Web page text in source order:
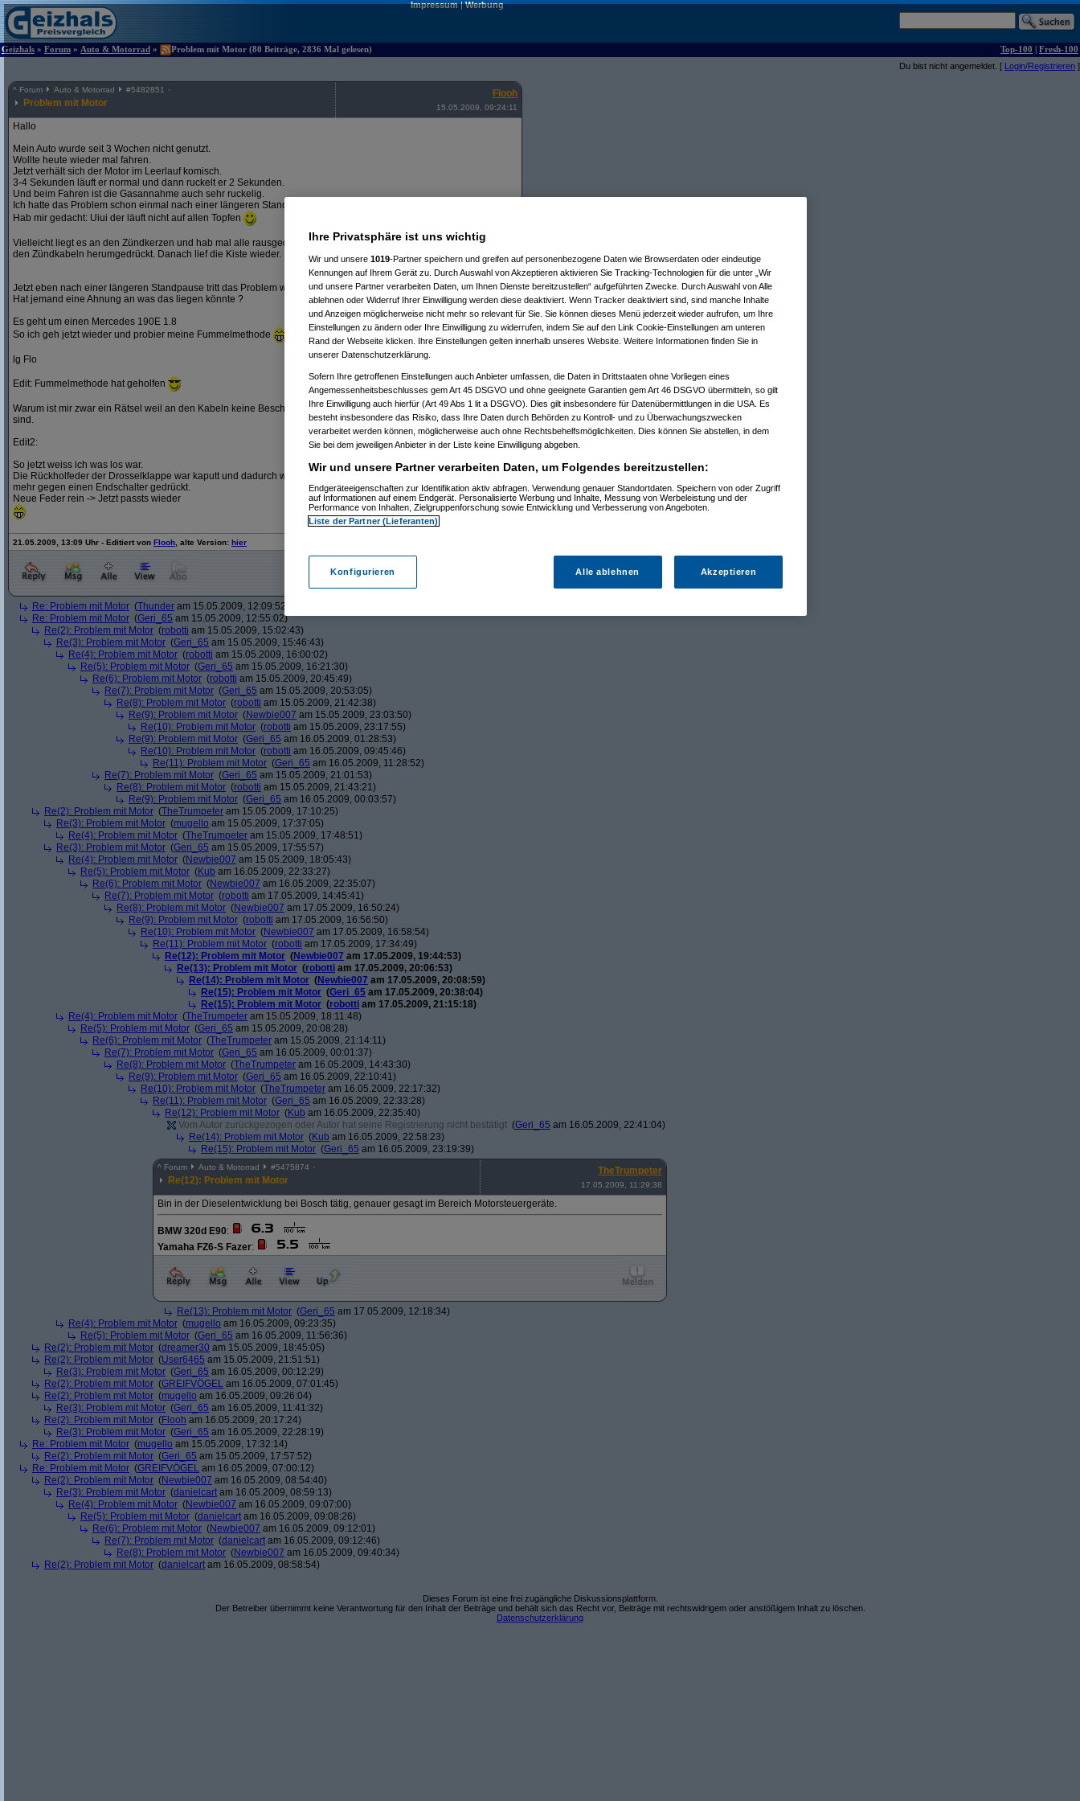
Impressum|Werbung
Geizhals » Forum » Auto & Motorrad » Problem mit Motor (80 Beiträge, 2836 Mal gelesen) Top-100 | Fresh-100
Du bist nicht angemeldet. [ Login/Registrieren ]
^ Forum Auto & Motorrad #5482851
Problem mit Motor
Flooh
15.05.2009, 09:24:11
Hallo
Mein Auto wurde seit 3 Wochen nicht genutzt.
Wollte heute wieder mal fahren.
Jetzt verhält sich der Motor im Leerlauf komisch.
3-4 Sekunden läuft er normal und dann ruckelt er 2 Sekunden.
Und beim Fahren ist die Gasannahme auch sehr ruckelig.
Ich hatte das Problem schon einmal nach einer längeren Standphase.
Hab mir gedacht: Uiui der läuft nicht auf allen Topfen
Vielleicht liegt es an den Zündkerzen und hab mal alle rausgedreht und wieder reingeschraubt und ein bisschen an
den Zündkabeln herumgedrückt. Danach lief die Kiste wieder.
Jetzt eben nach einer längeren Standpause tritt das Problem wieder auf.
Hat jemand eine Ahnung an was das liegen könnte ?
Es geht um einen Mercedes 190E 1.8
So ich geh jetzt wieder und probier meine Fummelmethode
lg Flo
Edit: Fummelmethode hat geholfen
Warum ist mir zwar ein Rätsel weil an den Kabeln keine Beschädigung zu sehen ist und die Zündkerzen auch OK
sind.
Edit2:
So jetzt weiss ich was los war.
Die Rückholfeder der Drosselklappe war kaputt und dadurch wurde nicht
mehr gegen einen Endschalter gedrückt.
Neue Feder rein -> Jetzt passts wieder
21.05.2009, 13:09 Uhr - Editiert von Flooh , alte Version: hier
Re: Problem mit Motor (Thunder am 15.05.2009, 12:09:52)
Re: Problem mit Motor (Geri_65 am 15.05.2009, 12:55:02)
Re(2): Problem mit Motor (robotti am 15.05.2009, 15:02:43)
Re(3): Problem mit Motor (Geri_65 am 15.05.2009, 15:46:43)
Re(4): Problem mit Motor (robotti am 15.05.2009, 16:00:02)
Re(5): Problem mit Motor (Geri_65 am 15.05.2009, 16:21:30)
Re(6): Problem mit Motor (robotti am 15.05.2009, 20:45:49)
Re(7): Problem mit Motor (Geri_65 am 15.05.2009, 20:53:05)
Re(8): Problem mit Motor (robotti am 15.05.2009, 21:42:38)
Re(9): Problem mit Motor (Newbie007 am 15.05.2009, 23:03:50)
Re(10): Problem mit Motor (robotti am 15.05.2009, 23:17:55)
Re(9): Problem mit Motor (Geri_65 am 16.05.2009, 01:28:53)
Re(10): Problem mit Motor (robotti am 16.05.2009, 09:45:46)
Re(11): Problem mit Motor (Geri_65 am 16.05.2009, 11:28:52)
Re(7): Problem mit Motor (Geri_65 am 15.05.2009, 21:01:53)
Re(8): Problem mit Motor (robotti am 15.05.2009, 21:43:21)
Re(9): Problem mit Motor (Geri_65 am 16.05.2009, 00:03:57)
Re(2): Problem mit Motor (TheTrumpeter am 15.05.2009, 17:10:25)
Re(3): Problem mit Motor (mugello am 15.05.2009, 17:37:05)
Re(4): Problem mit Motor (TheTrumpeter am 15.05.2009, 17:48:51)
Re(3): Problem mit Motor (Geri_65 am 15.05.2009, 17:55:57)
Re(4): Problem mit Motor (Newbie007 am 15.05.2009, 18:05:43)
Re(5): Problem mit Motor (Kub am 16.05.2009, 22:33:27)
Re(6): Problem mit Motor (Newbie007 am 16.05.2009, 22:35:07)
Re(7): Problem mit Motor (robotti am 17.05.2009, 14:45:41)
Re(8): Problem mit Motor (Newbie007 am 17.05.2009, 16:50:24)
Re(9): Problem mit Motor (robotti am 17.05.2009, 16:56:50)
Re(10): Problem mit Motor (Newbie007 am 17.05.2009, 16:58:54)
Re(11): Problem mit Motor (robotti am 17.05.2009, 17:34:49)
Re(12): Problem mit Motor (Newbie007 am 17.05.2009, 19:44:53)
Re(13): Problem mit Motor (robotti am 17.05.2009, 20:06:53)
Re(14): Problem mit Motor (Newbie007 am 17.05.2009, 20:08:59)
Re(15): Problem mit Motor (Geri_65 am 17.05.2009, 20:38:04)
Re(15): Problem mit Motor (robotti am 17.05.2009, 21:15:18)
Re(4): Problem mit Motor (TheTrumpeter am 15.05.2009, 18:11:48)
Re(5): Problem mit Motor (Geri_65 am 15.05.2009, 20:08:28)
Re(6): Problem mit Motor (TheTrumpeter am 15.05.2009, 21:14:11)
Re(7): Problem mit Motor (Geri_65 am 16.05.2009, 00:01:37)
Re(8): Problem mit Motor (TheTrumpeter am 16.05.2009, 14:43:30)
Re(9): Problem mit Motor (Geri_65 am 16.05.2009, 22:10:41)
Re(10): Problem mit Motor (TheTrumpeter am 16.05.2009, 22:17:32)
Re(11): Problem mit Motor (Geri_65 am 16.05.2009, 22:33:28)
Re(12): Problem mit Motor (Kub am 16.05.2009, 22:35:40)
Vom Autor zurückgezogen oder Autor hat seine Registrierung nicht bestätigt (Geri_65 am 16.05.2009, 22:41:04)
Re(14): Problem mit Motor (Kub am 16.05.2009, 22:58:23)
Re(15): Problem mit Motor (Geri_65 am 16.05.2009, 23:19:39)
^ Forum Auto & Motorrad #5475874
Re(12): Problem mit Motor
TheTrumpeter
17.05.2009, 11:29:38
Bin in der Dieselentwicklung bei Bosch tätig, genauer gesagt im Bereich Motorsteuergeräte.
BMW 320d E90:
Yamaha FZ6-S Fazer:
Re(13): Problem mit Motor (Geri_65 am 17.05.2009, 12:18:34)
Re(4): Problem mit Motor (mugello am 16.05.2009, 09:23:35)
Re(5): Problem mit Motor (Geri_65 am 16.05.2009, 11:56:36)
Re(2): Problem mit Motor (dreamer30 am 15.05.2009, 18:45:05)
Re(2): Problem mit Motor (User6465 am 15.05.2009, 21:51:51)
Re(3): Problem mit Motor (Geri_65 am 16.05.2009, 00:12:29)
Re(2): Problem mit Motor (GREIFVÖGEL am 16.05.2009, 07:01:45)
Re(2): Problem mit Motor (mugello am 16.05.2009, 09:26:04)
Re(3): Problem mit Motor (Geri_65 am 16.05.2009, 11:41:32)
Re(2): Problem mit Motor (Flooh am 16.05.2009, 20:17:24)
Re(3): Problem mit Motor (Geri_65 am 16.05.2009, 22:28:19)
Re: Problem mit Motor (mugello am 15.05.2009, 17:32:14)
Re(2): Problem mit Motor (Geri_65 am 15.05.2009, 17:57:52)
Re: Problem mit Motor (GREIFVÖGEL am 16.05.2009, 07:00:12)
Re(2): Problem mit Motor (Newbie007 am 16.05.2009, 08:54:40)
Re(3): Problem mit Motor (danielcart am 16.05.2009, 08:59:13)
Re(4): Problem mit Motor (Newbie007 am 16.05.2009, 09:07:00)
Re(5): Problem mit Motor (danielcart am 16.05.2009, 09:08:26)
Re(6): Problem mit Motor (Newbie007 am 16.05.2009, 09:12:01)
Re(7): Problem mit Motor (danielcart am 16.05.2009, 09:12:46)
Re(8): Problem mit Motor (Newbie007 am 16.05.2009, 09:40:34)
Re(2): Problem mit Motor (danielcart am 16.05.2009, 08:58:54)
Dieses Forum ist eine frei zugängliche Diskussionsplattform.
Der Betreiber übernimmt keine Verantwortung für den Inhalt der Beiträge und behält sich das Recht vor, Beiträge mit rechtswidrigem oder anstößigem Inhalt zu löschen.
Datenschutzerklärung
Ihre Privatsphäre ist uns wichtig
Wir und unsere 1019-Partner speichern und greifen auf personenbezogene Daten wie Browserdaten oder eindeutige
Kennungen auf Ihrem Gerät zu. Durch Auswahl von Akzeptieren aktivieren Sie Tracking-Technologien für die unter „Wir
und unsere Partner verarbeiten Daten, um Ihnen Dienste bereitzustellen“ aufgeführten Zwecke. Durch Auswahl von Alle
ablehnen oder Widerruf Ihrer Einwilligung werden diese deaktiviert. Wenn Tracker deaktiviert sind, sind manche Inhalte
und Anzeigen möglicherweise nicht mehr so relevant für Sie. Sie können dieses Menü jederzeit wieder aufrufen, um Ihre
Einstellungen zu ändern oder Ihre Einwilligung zu widerrufen, indem Sie auf den Link Cookie-Einstellungen am unteren
Rand der Webseite klicken. Ihre Einstellungen gelten innerhalb unseres Website. Weitere Informationen finden Sie in
unserer Datenschutzerklärung.
Sofern Ihre getroffenen Einstellungen auch Anbieter umfassen, die Daten in Drittstaaten ohne Vorliegen eines
Angemessenheitsbeschlusses gem Art 45 DSGVO und ohne geeignete Garantien gem Art 46 DSGVO übermitteln, so gilt
Ihre Einwilligung auch hierfür (Art 49 Abs 1 lit a DSGVO). Dies gilt insbesondere für Datenübermittlungen in die USA. Es
besteht insbesondere das Risiko, dass Ihre Daten durch Behörden zu Kontroll- und zu Überwachungszwecken
verarbeitet werden können, möglicherweise auch ohne Rechtsbehelfsmöglichkeiten. Dies können Sie abstellen, in dem
Sie bei dem jeweiligen Anbieter in der Liste keine Einwilligung abgeben.
Wir und unsere Partner verarbeiten Daten, um Folgendes bereitzustellen:
Endgeräteeigenschaften zur Identifikation aktiv abfragen. Verwendung genauer Standortdaten. Speichern von oder Zugriff
auf Informationen auf einem Endgerät. Personalisierte Werbung und Inhalte, Messung von Werbeleistung und der
Performance von Inhalten, Zielgruppenforschung sowie Entwicklung und Verbesserung von Angeboten.
Liste der Partner (Lieferanten)
Konfigurieren Alle ablehnen Akzeptieren